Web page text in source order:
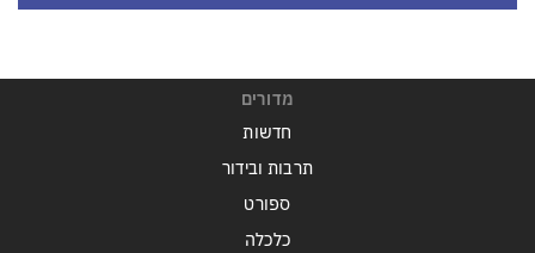
מדורים
חדשות
תרבות ובידור
ספורט
כלכלה